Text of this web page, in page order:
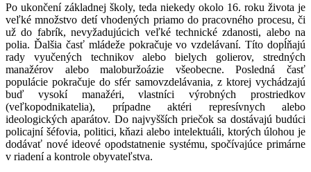
Po ukončení základnej školy, teda niekedy okolo 16. roku života je
veľké množstvo detí vhodených priamo do pracovného procesu, či
už do fabrík, nevyžadujúcich veľké technické zdanosti, alebo na
polia. Ďalšia časť mládeže pokračuje vo vzdelávaní. Títo dopĺňajú
rady vyučených technikov alebo bielych golierov, stredných
manažérov alebo maloburžoázie všeobecne. Posledná časť
populácie pokračuje do sfér samovzdelávania, z ktorej vychádzajú
buď vysokí manažéri, vlastníci výrobných prostriedkov
(veľkopodnikatelia), prípadne aktéri represívnych alebo
ideologických aparátov. Do najvyšších priečok sa dostávajú budúci
policajní šéfovia, politici, kňazi alebo intelektuáli, ktorých úlohou je
dodávať nové ideové opodstatnenie systému, spočívajúce primárne
v riadení a kontrole obyvateľstva.